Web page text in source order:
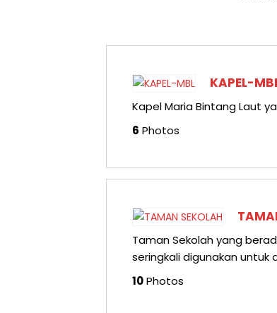
KAPEL-
Kapel Maria Bintang Laut
6 Photos
Taman Sekolah yang
seringkali digunakan
10Photos